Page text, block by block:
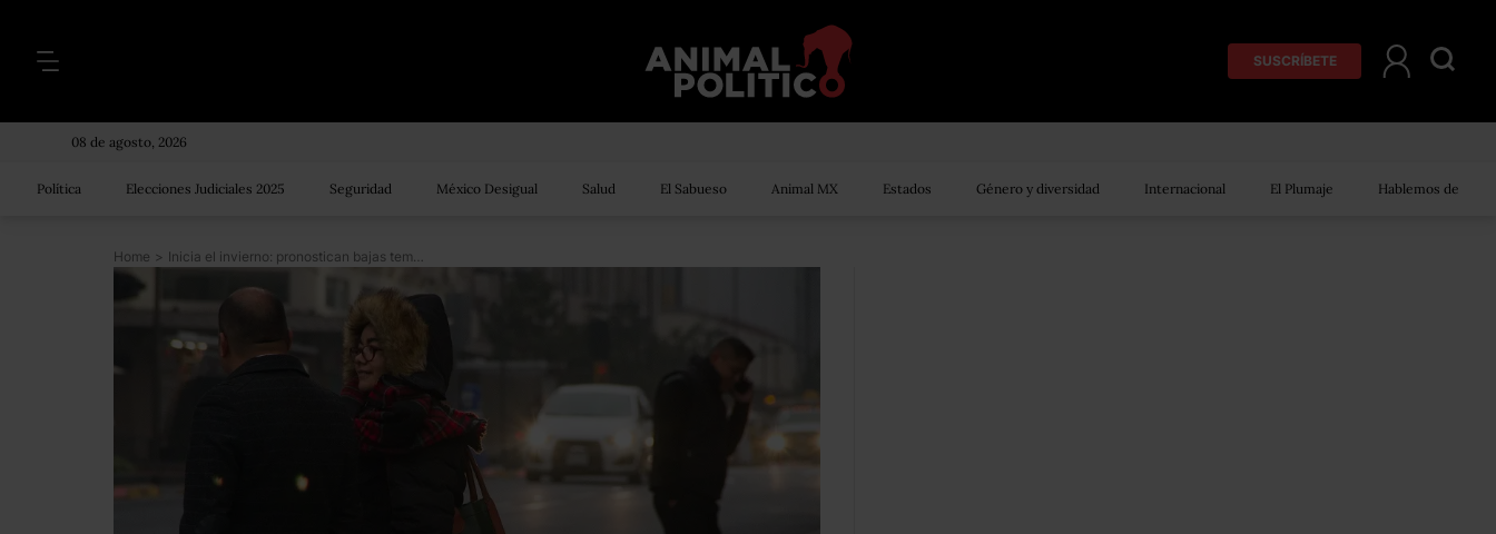
SUSCRÍBETE
08 de agosto, 2026
Política Elecciones Judiciales 2025 Seguridad México Desigual Salud El Sabueso Animal MX Estados Género y diversidad Internacional El Plumaje Hablemos de
Home > Inicia el invierno: pronostican bajas temperaturas en 20 estados del país